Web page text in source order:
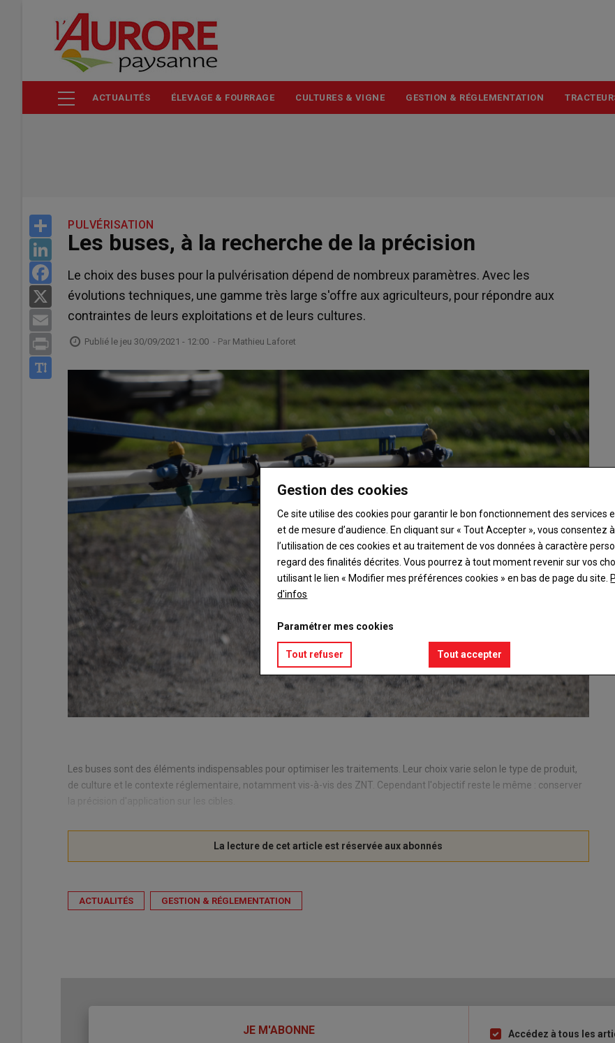
contenu
ACTUALITÉS ÉLEVAGE & FOURRAGE CULTURES & VIGNE GESTION & RÉGLEMENTATION
Share
LinkedIn
Facebook
Email
Print
PULVÉRISATION
Les buses, à la recherche de la précision
Le choix des buses pour la pulvérisation dépend de nombreux paramètres. Avec les
évolutions techniques, une gamme très large s'offre aux agriculteurs, pour répondre aux
contraintes de leurs exploitations et de leurs cultures.
Publié le jeu 30/09/2021 - 12:00 - Par Mathieu Laforet
Les buses sont des élé­ments in­dis­pen­sables pour op­ti­mi­ser les trai­te­ments. Leur choix varie selon le type de pro­duit,
de culture et le contexte ré­gle­men­taire, no­tam­ment vis-à-vis des ZNT. Ce­pen­dant l'ob­jec­tif reste le même : conser­ver
la pré­ci­sion d'ap­pli­ca­tion sur les cibles.
ACTUALITÉS GESTION & RÉGLEMENTATION
JE M'ABONNE
ListeAccédez à tous les
Gestion des cookies
Ce site utilise des cookies pour garantir le bon fonctionnement des services
et de mesure d’audience. En cliquant sur « Tout Accepter », vous consentez à
l’utilisation de ces cookies et au traitement de vos données à caractère
regard des finalités décrites. Vous pourrez à tout moment revenir sur vos
utilisant le lien « Modifier mes préférences cookies » en bas de page du site.
d'infos
Paramétrer mes cookies
Tout refuser Tout accepter